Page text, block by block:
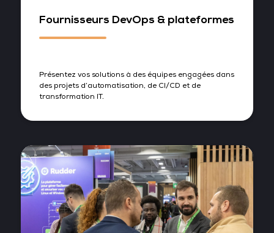
Fournisseurs DevOps & plateformes
Présentez vos solutions à des équipes engagées dans
des projets d’automatisation, de CI/CD et de
transformation IT.